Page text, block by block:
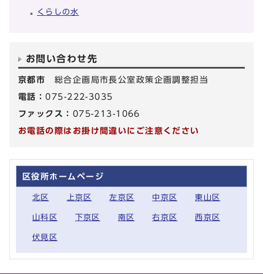
くらしの水
お問い合わせ先
京都市 総合企画局市長公室政策企画調整担当
電話：075-222-3035
ファックス： 075-213-1066
お電話の際はお掛け間違いにご注意ください
区役所ホームページ
北区 上京区 左京区 中京区 東山区
山科区 下京区 南区 右京区 西京区
伏見区